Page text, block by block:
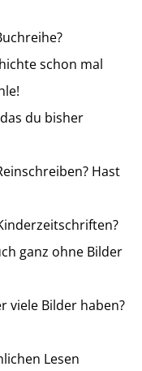
schon mal
du bisher
Hast
ganz ohne Bilder
viele Bilder haben?
Lesen